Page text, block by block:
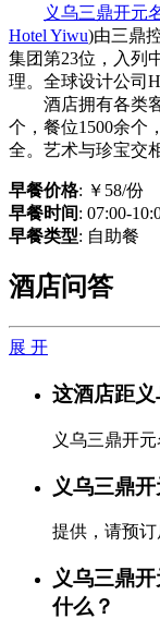
义乌三鼎开元
Hotel Yiwu)由三鼎
集团第23位，入列
理。全球设计公司
酒店拥有各类客
个，餐位1500余个
全。艺术与珍宝交
早餐价格: ￥58/份
早餐时间: 07:00-
早餐类型: 自助餐
酒店问答
展 开
这酒店距义
义乌三鼎开
义乌三鼎
提供，请预订
义乌三鼎
什么？